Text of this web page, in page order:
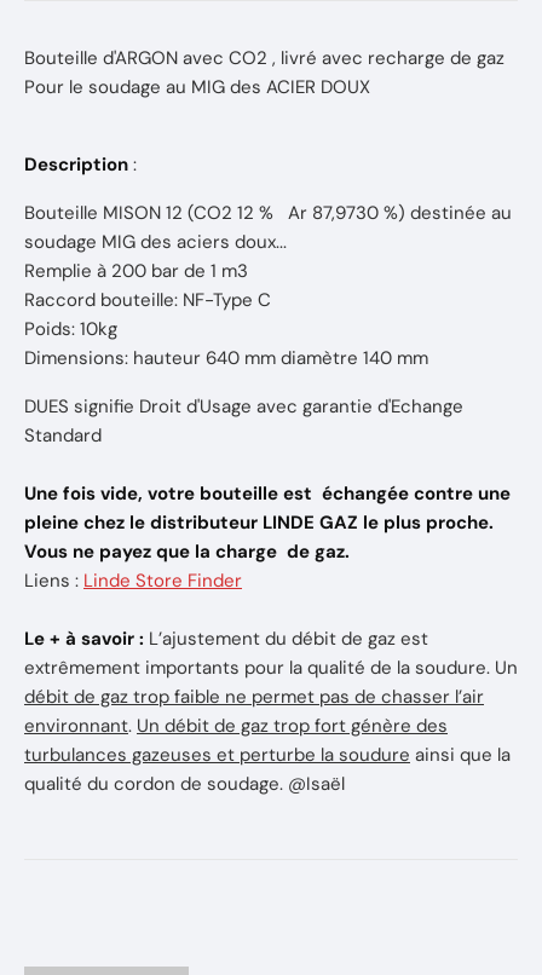
Bouteille d'ARGON avec CO2 , livré avec recharge de gaz
Pour le soudage au MIG des ACIER DOUX
Description :
Bouteille MISON 12 (CO2 12 % Ar 87,9730 %) destinée au
soudage MIG des aciers doux...
Remplie à 200 bar de 1 m3
Raccord bouteille: NF-Type C
Poids: 10kg
Dimensions: hauteur 640 mm diamètre 140 mm
DUES signifie Droit d'Usage avec garantie d'Echange
Standard
Une fois vide, votre bouteille est échangée contre une
pleine chez le distributeur LINDE GAZ le plus proche.
Vous ne payez que la charge de gaz.
Liens : Linde Store Finder
Le + à savoir : L’ajustement du débit de gaz est
extrêmement importants pour la qualité de la soudure. Un
débit de gaz trop faible ne permet pas de chasser l’air
environnant. Un débit de gaz trop fort génère des
turbulances gazeuses et perturbe la soudure ainsi que la
qualité du cordon de soudage. @Isaël